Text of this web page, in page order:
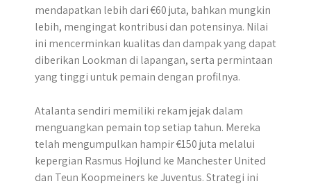
mendapatkan lebih dari €60 juta, bahkan mungkin
lebih, mengingat kontribusi dan potensinya. Nilai
ini mencerminkan kualitas dan dampak yang dapat
diberikan Lookman di lapangan, serta permintaan
yang tinggi untuk pemain dengan profilnya.
Atalanta sendiri memiliki rekam jejak dalam
menguangkan pemain top setiap tahun. Mereka
telah mengumpulkan hampir €150 juta melalui
kepergian Rasmus Hojlund ke Manchester United
dan Teun Koopmeiners ke Juventus. Strategi ini